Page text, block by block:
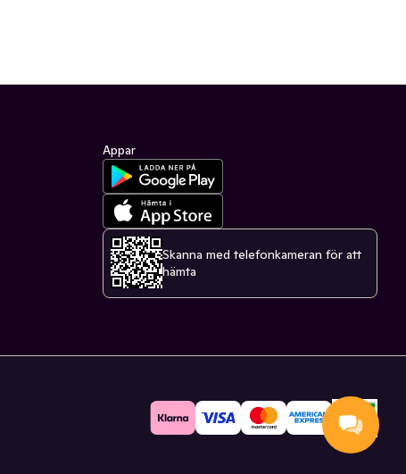
Appar
Skanna med telefonkameran för att
hämta